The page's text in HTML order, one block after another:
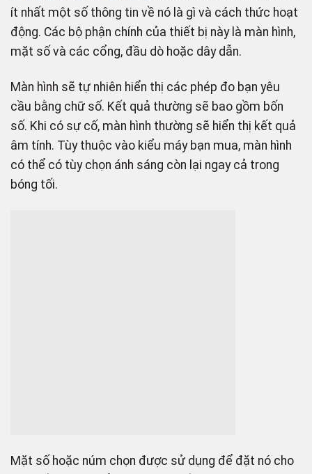
ít nhất một số thông tin về nó là gì và cách thức hoạt
động. Các bộ phận chính của thiết bị này là màn hình,
mặt số và các cổng, đầu dò hoặc dây dẫn.
Màn hình sẽ tự nhiên hiển thị các phép đo bạn yêu
cầu bằng chữ số. Kết quả thường sẽ bao gồm bốn
số. Khi có sự cố, màn hình thường sẽ hiển thị kết quả
âm tính. Tùy thuộc vào kiểu máy bạn mua, màn hình
có thể có tùy chọn ánh sáng còn lại ngay cả trong
bóng tối.
Mặt số hoặc núm chọn được sử dụng để đặt nó cho